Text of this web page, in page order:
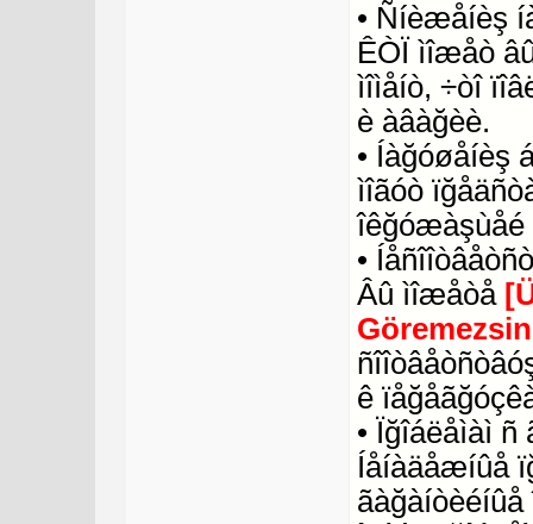
• Ñíèæåíèş
ÊÒÏ ìîæåò
ìîìåíò, ÷òî
è àâàğèè.
• Íàğóøåíèş
ìîãóò
îêğóæàşùåé
•
Âû ìîæåòå
ê
• Ïğîáëåìàì
Íåíàäåæíûå